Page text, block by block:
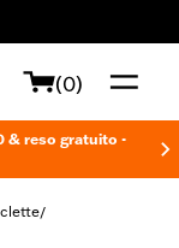
(0)
& reso gratuito -
/